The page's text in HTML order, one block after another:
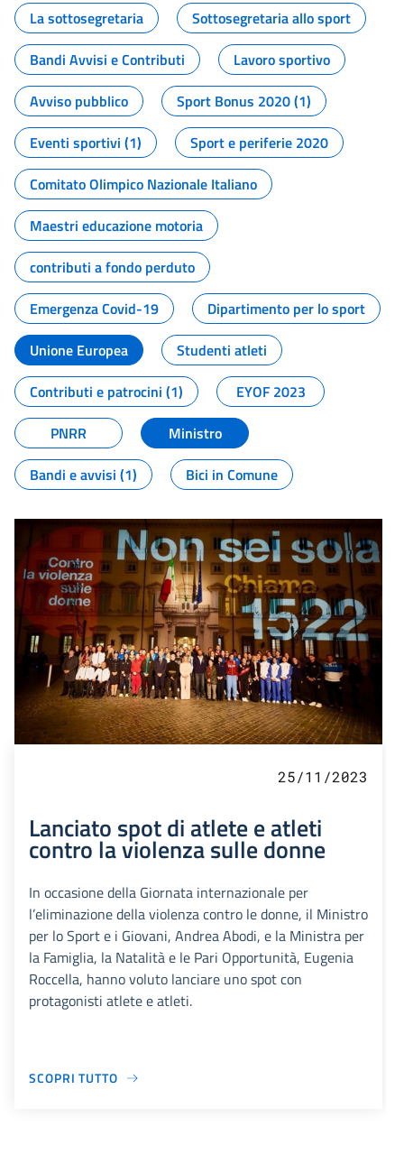
La sottosegretaria
Sottosegretaria allo sport
Bandi Avvisi e Contributi
Lavoro sportivo
Avviso pubblico
Sport Bonus 2020 (1)
Eventi sportivi (1)
Sport e periferie 2020
Comitato Olimpico Nazionale Italiano
Maestri educazione motoria
contributi a fondo perduto
Emergenza Covid-19
Dipartimento per lo sport
Unione Europea
Studenti atleti
Contributi e patrocini (1)
EYOF 2023
PNRR
Ministro
Bandi e avvisi (1)
Bici in Comune
25/11/2023
Lanciato spot di atlete e atleti
contro la violenza sulle donne
In occasione della Giornata internazionale per
l’eliminazione della violenza contro le donne, il Ministro
per lo Sport e i Giovani, Andrea Abodi, e la Ministra per
la Famiglia, la Natalità e le Pari Opportunità, Eugenia
Roccella, hanno voluto lanciare uno spot con
protagonisti atlete e atleti.
SCOPRI TUTTO